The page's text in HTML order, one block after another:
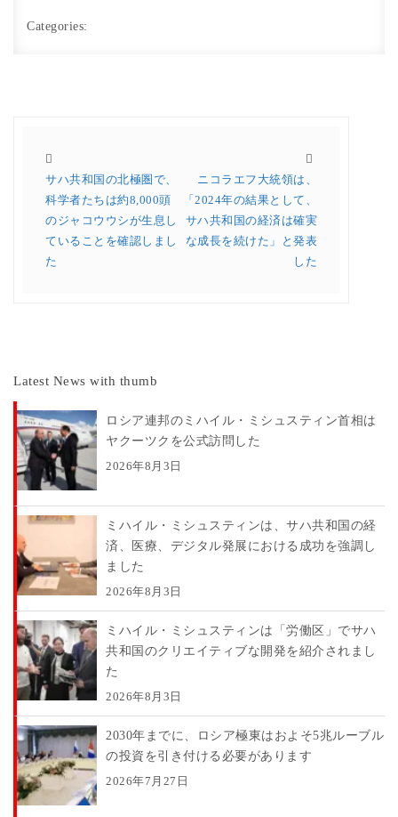
Categories:
サハ共和国の北極圏で、
科学者たちは約8,000頭
のジャコウウシが生息し
ていることを確認しまし
た
ニコラエフ大統領は、
「2024年の結果として、
サハ共和国の経済は確実
な成長を続けた」と発表
した
Latest News with thumb
ロシア連邦のミハイル・ミシュスティン首相は
ヤクーツクを公式訪問した
2026年8月3日
ミハイル・ミシュスティンは、サハ共和国の経
済、医療、デジタル発展における成功を強調し
ました
2026年8月3日
ミハイル・ミシュスティンは「労働区」でサハ
共和国のクリエイティブな開発を紹介されまし
た
2026年8月3日
2030年までに、ロシア極東はおよそ5兆ルーブル
の投資を引き付ける必要があります
2026年7月27日